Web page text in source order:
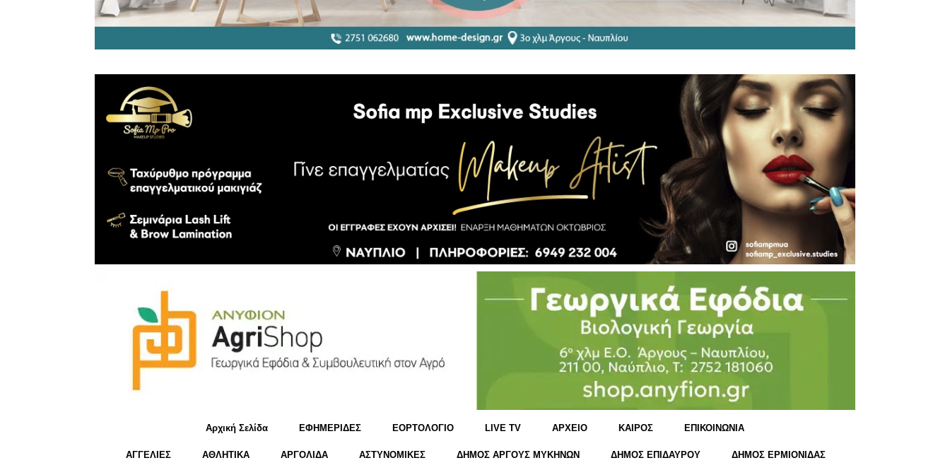
Αρχική Σελίδα ΕΦΗΜΕΡΙΔΕΣ ΕΟΡΤΟΛΟΓΙΟ LIVE TV ΑΡΧΕΙΟ KΑΙΡΟΣ ΕΠΙΚΟΙΝΩΝΙΑ
ΑΓΓΕΛΙΕΣ ΑΘΛΗΤΙΚΑ ΑΡΓΟΛΙΔΑ ΑΣΤΥΝΟΜΙΚΕΣ ΔΗΜΟΣ ΑΡΓΟΥΣ ΜΥΚΗΝΩΝ ΔΗΜΟΣ ΕΠΙΔΑΥΡΟΥ ΔΗΜΟΣ ΕΡΜΙΟΝΙΔΑΣ